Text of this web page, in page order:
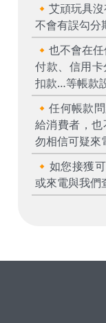
🔸艾頑玩具
不會有誤勾分
🔸也不會在
付款、信用
扣款…等帳款
🔸任何帳款
給消費者，
勿相信可疑來
🔸如您接獲
或來電與我們